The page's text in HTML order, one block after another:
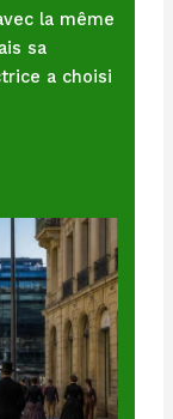
la même
sa
a choisi